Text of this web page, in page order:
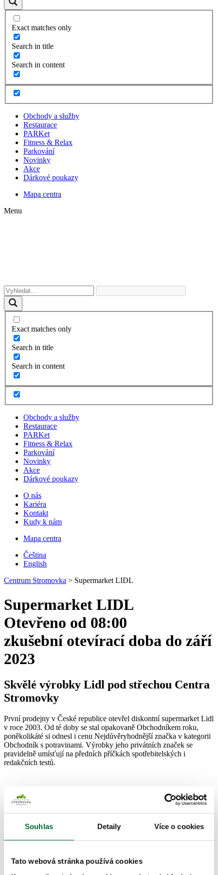
Souhlas Detaily Více o cookies
Tato webová stránka používá cookies
Exact matches only
Search in title
Search in content
Obchody a služby
Restaurace
PARKet
Fitness & Relax
Parkování
Novinky
Akce
Dárkové poukazy
Mapa centra
Menu
Exact matches only
Search in title
Search in content
Obchody a služby
Restaurace
PARKet
Fitness & Relax
Parkování
Novinky
Akce
Dárkové poukazy
O nás
Kariéra
Kontakt
Kudy k nám
Mapa centra
Čeština
English
Centrum Stromovka > Supermarket LIDL
Supermarket LIDL
Otevřeno od 08:00
zkušební otevírací doba do září
2023
Skvělé výrobky Lidl pod střechou Centra
Stromovky
První prodejny v České republice otevřel diskontní supermarket Lidl
v roce 2003. Od té doby se stal opakovaně Obchodníkem roku,
poněkolikáté si odnesl i cenu Nejdůvěryhodnější značka v kategorii
Obchodník s potravinami. Výrobky jeho privátních značek se
pravidelně umísťují na předních příčkách spotřebitelských i
redakčních testů.